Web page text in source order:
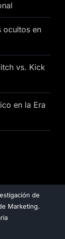
ocultos en
vs. Kick
en la Era
de
Marketing.